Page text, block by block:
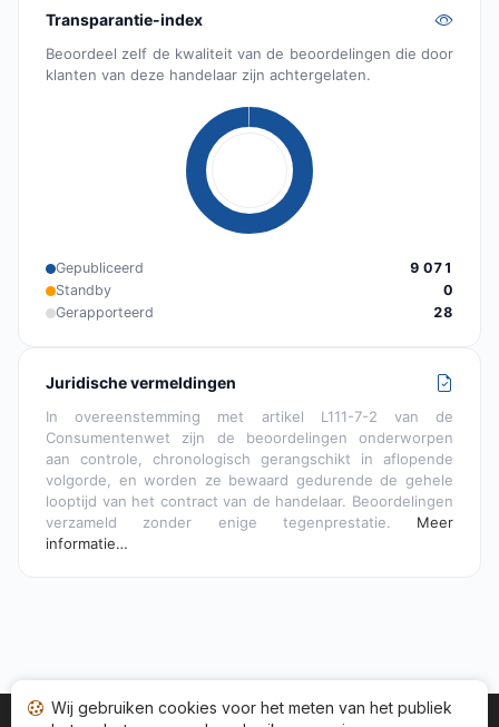
Transparantie-index
Beoordeel zelf de kwaliteit van de beoordelingen die door
klanten van deze handelaar zijn achtergelaten.
Gepubliceerd
9 071
Standby
0
Gerapporteerd
28
Juridische vermeldingen
In overeenstemming met artikel L111-7-2 van de
Consumentenwet zijn de beoordelingen onderworpen
aan controle, chronologisch gerangschikt in aflopende
volgorde, en worden ze bewaard gedurende de gehele
looptijd van het contract van de handelaar. Beoordelingen
verzameld zonder enige tegenprestatie. Meer
informatie…
Wij gebruiken cookies voor het meten van het publiek